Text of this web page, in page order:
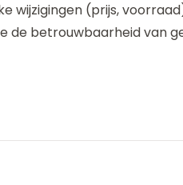
wijzigingen (prijs,
de betrouwbaarheid van